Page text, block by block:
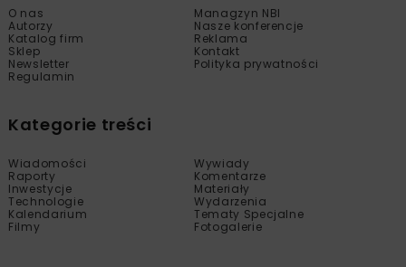
O nas
Managzyn NBI
Autorzy
Nasze konferencje
Katalog firm
Reklama
Sklep
Kontakt
Newsletter
Polityka prywatności
Regulamin
Kategorie treści
Wiadomości
Wywiady
Raporty
Komentarze
Inwestycje
Materiały
Technologie
Wydarzenia
Kalendarium
Tematy Specjalne
Filmy
Fotogalerie